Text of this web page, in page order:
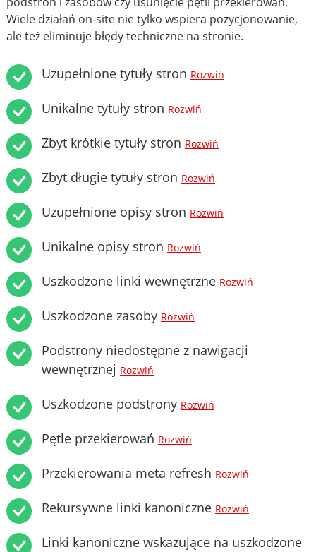
Wiele działań on-site nie tylko wspiera pozycjonowanie,
ale też eliminuje błędy techniczne na stronie.
Uzupełnione tytuły stron Rozwiń
Unikalne tytuły stron Rozwiń
Zbyt krótkie tytuły stron Rozwiń
Zbyt długie tytuły stron Rozwiń
Uzupełnione opisy stron Rozwiń
Unikalne opisy stron Rozwiń
Uszkodzone linki wewnętrzne Rozwiń
Uszkodzone zasoby Rozwiń
Podstrony niedostępne z nawigacji
wewnętrznej Rozwiń
Uszkodzone podstrony Rozwiń
Pętle przekierowań Rozwiń
Przekierowania meta refresh Rozwiń
Rekursywne linki kanoniczne Rozwiń
Linki kanoniczne wskazujące na uszkodzone